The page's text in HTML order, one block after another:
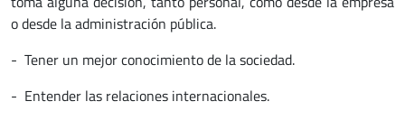
o desde la administración pública.
- Tener un mejor conocimiento de la sociedad.
- Entender las relaciones internacionales.